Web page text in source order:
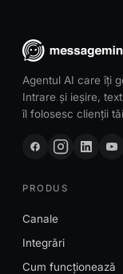
Agentul AI care îți
Intrare și ieșire,
îl folosesc clienții
PRODUS
Canale
Integrări
Cum funcționează